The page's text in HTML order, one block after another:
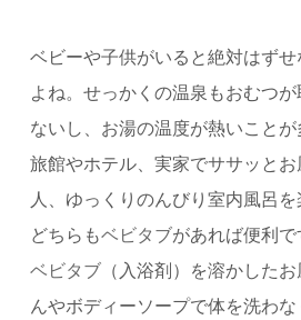
ベビーや子供がいると絶対はず
よね。 せっかくの温泉もおむつ
ないし、お湯の温度が熱いこと
旅館やホテル、実家でササッと
人、 ゆっくりのんびり室内風呂を
どちらもベビタブがあれば便利で
ベビタブ（入浴剤）を溶かした
んやボディーソープで体を洗わな